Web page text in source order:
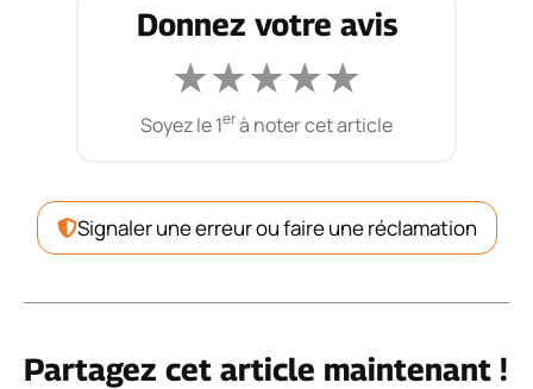
Donnez votre avis
★★★★★
Soyez le 1erà noter cet article
Signaler une erreur ou faire une réclamation
Partagez cet article maintenant !